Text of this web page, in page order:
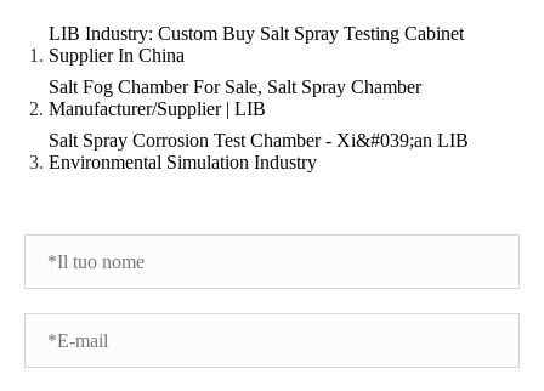
LIB Industry: Custom Buy Salt Spray Testing Cabinet
Supplier In China
Salt Fog Chamber For Sale, Salt Spray Chamber
Manufacturer/Supplier | LIB
Salt Spray Corrosion Test Chamber - Xi&#039;an LIB
Environmental Simulation Industry